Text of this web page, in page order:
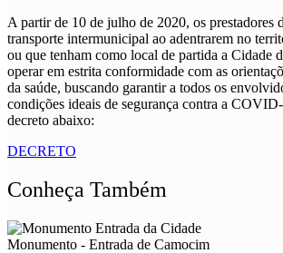
A partir de 10 de julho de 2020, os prestadores
transporte intermunicipal ao adentrarem no
ou que tenham como local de partida a Cidade
operar em estrita conformidade com as
da saúde, buscando garantir a todos os
condições ideais de segurança contra a
decreto abaixo:
DECRETO
Conheça Também
Monumento - Entrada de Camocim